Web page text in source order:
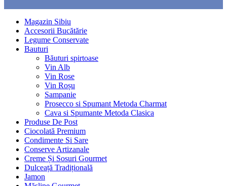
Magazin Sibiu
Accesorii Bucătărie
Legume Conservate
Bauturi
Băuturi spirtoase
Vin Alb
Vin Rose
Vin Roșu
Sampanie
Prosecco si Spumant Metoda Charmat
Cava si Spumante Metoda Clasica
Produse De Post
Ciocolată Premium
Condimente Si Sare
Conserve Artizanale
Creme Și Sosuri Gourmet
Dulceață Tradițională
Jamon